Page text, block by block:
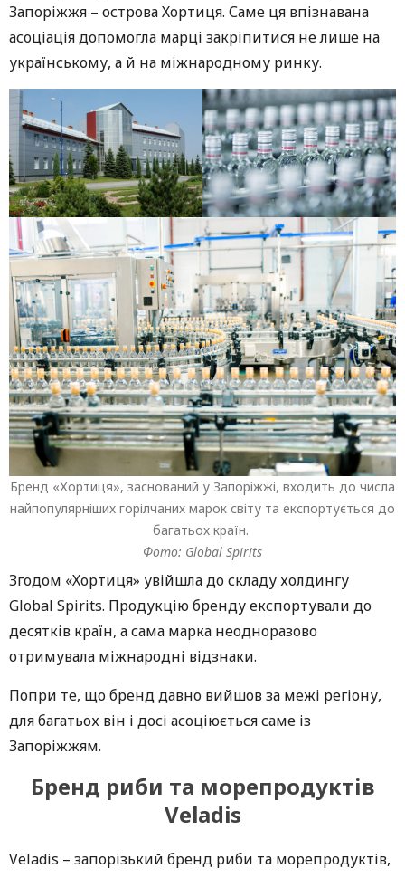
Запоріжжя – острова Хортиця. Саме ця впізнавана
асоціація допомогла марці закріпитися не лише на
українському, а й на міжнародному ринку.
Бренд «Хортиця», заснований у Запоріжжі, входить до числа
найпопулярніших горілчаних марок світу та експортується до
багатьох країн.
Фото: Global Spirits
Згодом «Хортиця» увійшла до складу холдингу
Global Spirits. Продукцію бренду експортували до
десятків країн, а сама марка неодноразово
отримувала міжнародні відзнаки.
Попри те, що бренд давно вийшов за межі регіону,
для багатьох він і досі асоціюється саме із
Запоріжжям.
Бренд риби та морепродуктів
Veladis
Veladis – запорізький бренд риби та морепродуктів,